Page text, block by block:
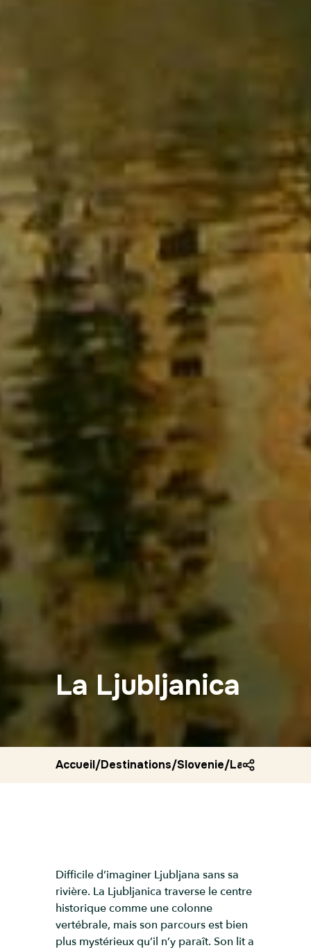
La Ljubljanica
Accueil/Destinations/Slovenie/La ljubljanica
Difficile d’imaginer Ljubljana sans sa
rivière. La Ljubljanica traverse le centre
historique comme une colonne
vertébrale, mais son parcours est bien
plus mystérieux qu’il n’y paraît. Son lit a